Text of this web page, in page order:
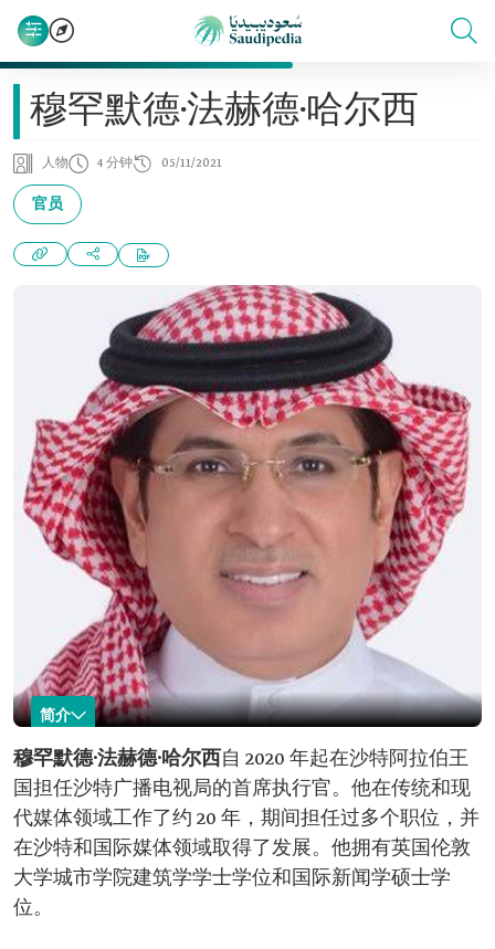
穆罕默德·法赫德·哈尔西
人物 4 分钟 05/11/2021
官员
简介
穆罕默德·法赫德·哈尔西
名称：穆罕默德·
法赫德·哈尔西。
现任职位：沙特广播公司首席执行官。
任命时间：2020 年。
教育背景：建筑学学士学位。
国际新闻学硕士学位。
曾任职位："Arrajol"杂志总编辑。
穆罕默德·法赫德·哈尔西自 2020 年起在沙特阿拉伯王
国担任沙特广播电视局的首席执行官。他在传统和现
代媒体领域工作了约 20 年，期间担任过多个职位，并
在沙特和国际媒体领域取得了发展。他拥有英国伦敦
大学城市学院建筑学学士学位和国际新闻学硕士学
位。